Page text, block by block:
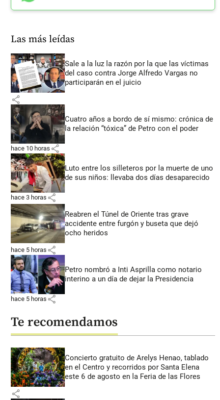
Las más leídas
Sale a la luz la razón por la que las víctimas
del caso contra Jorge Alfredo Vargas no
participarán en el juicio
share
Cuatro años a bordo de sí mismo: crónica de
la relación “tóxica” de Petro con el poder
hace 10 horas share
Luto entre los silleteros por la muerte de uno
de sus niños: llevaba dos días desaparecido
hace 3 horas share
Reabren el Túnel de Oriente tras grave
accidente entre furgón y buseta que dejó
ocho heridos
hace 5 horas share
Petro nombró a Inti Asprilla como notario
interino a un día de dejar la Presidencia
hace 5 horas share
Te recomendamos
Concierto gratuito de Arelys Henao, tablado
en el Centro y recorridos por Santa Elena
este 6 de agosto en la Feria de las Flores
share